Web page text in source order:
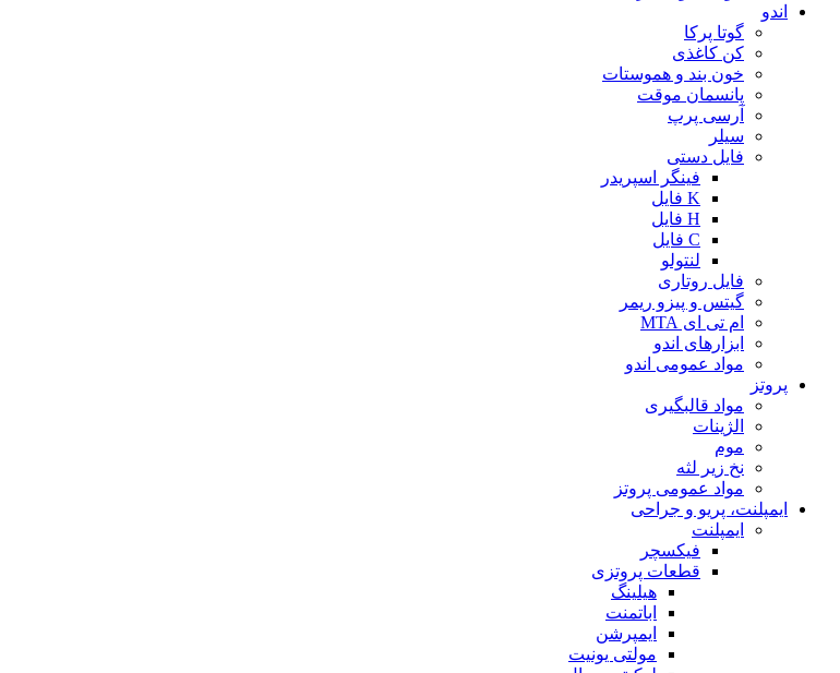
اندو
گوتا پرکا
کن کاغذی
خون بند و هموستات
پانسمان موقت
آرسی پرپ
سیلر
فایل دستی
فینگر اسپریدر
K فایل
H فایل
C فایل
لنتولو
فایل روتاری
گیتس و پیزو ریمر
ام تی ای MTA
ابزارهای اندو
مواد عمومی اندو
پروتز
مواد قالبگیری
الژینات
موم
نخ زیر لثه
مواد عمومی پروتز
ایمپلنت، پریو و جراحی
ایمپلنت
فیکسچر
قطعات پروتزی
هیلینگ
اباتمنت
ایمپرشن
مولتی یونیت